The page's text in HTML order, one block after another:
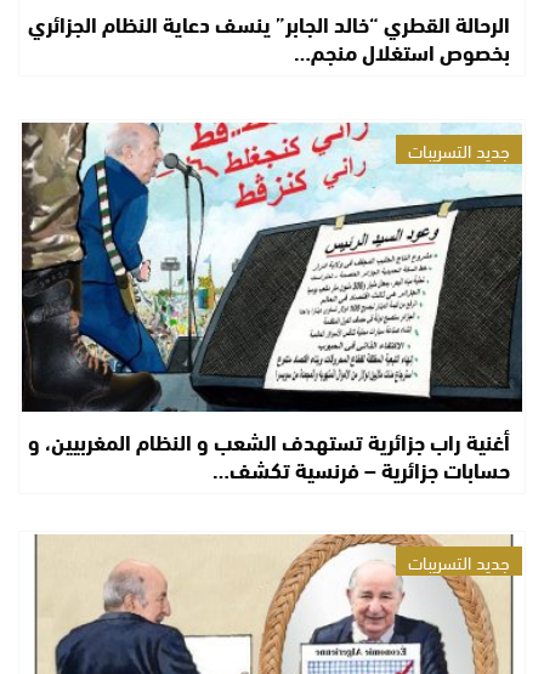
الرحالة القطري “خالد الجابر” ينسف دعاية النظام الجزائري
بخصوص استغلال منجم…
جديد التسريبات
أغنية راب جزائرية تستهدف الشعب و النظام المغربيين، و
حسابات جزائرية – فرنسية تكشف…
جديد التسريبات